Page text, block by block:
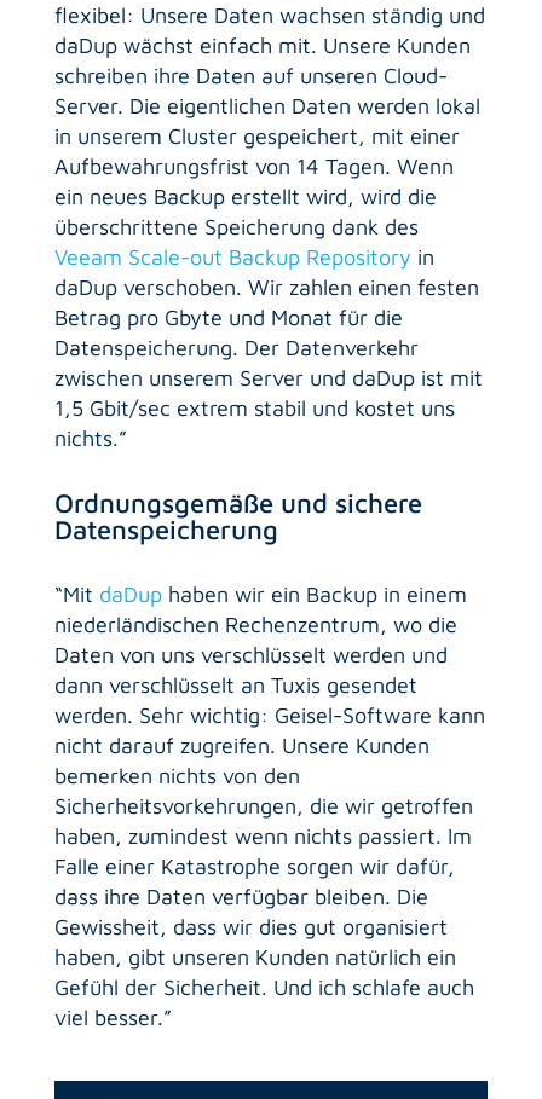
flexibel: Unsere Daten wachsen ständig und
daDup wächst einfach mit. Unsere Kunden
schreiben ihre Daten auf unseren Cloud-
Server. Die eigentlichen Daten werden lokal
in unserem Cluster gespeichert, mit einer
Aufbewahrungsfrist von 14 Tagen. Wenn
ein neues Backup erstellt wird, wird die
überschrittene Speicherung dank des
Veeam Scale-out Backup Repository in
daDup verschoben. Wir zahlen einen festen
Betrag pro Gbyte und Monat für die
Datenspeicherung. Der Datenverkehr
zwischen unserem Server und daDup ist mit
1,5 Gbit/sec extrem stabil und kostet uns
nichts.”
Ordnungsgemäße und sichere
Datenspeicherung
“Mit daDuphaben wir ein Backup in einem
niederländischen Rechenzentrum, wo die
Daten von uns verschlüsselt werden und
dann verschlüsselt an Tuxis gesendet
werden. Sehr wichtig: Geisel-Software kann
nicht darauf zugreifen. Unsere Kunden
bemerken nichts von den
Sicherheitsvorkehrungen, die wir getroffen
haben, zumindest wenn nichts passiert. Im
Falle einer Katastrophe sorgen wir dafür,
dass ihre Daten verfügbar bleiben. Die
Gewissheit, dass wir dies gut organisiert
haben, gibt unseren Kunden natürlich ein
Gefühl der Sicherheit. Und ich schlafe auch
viel besser.”